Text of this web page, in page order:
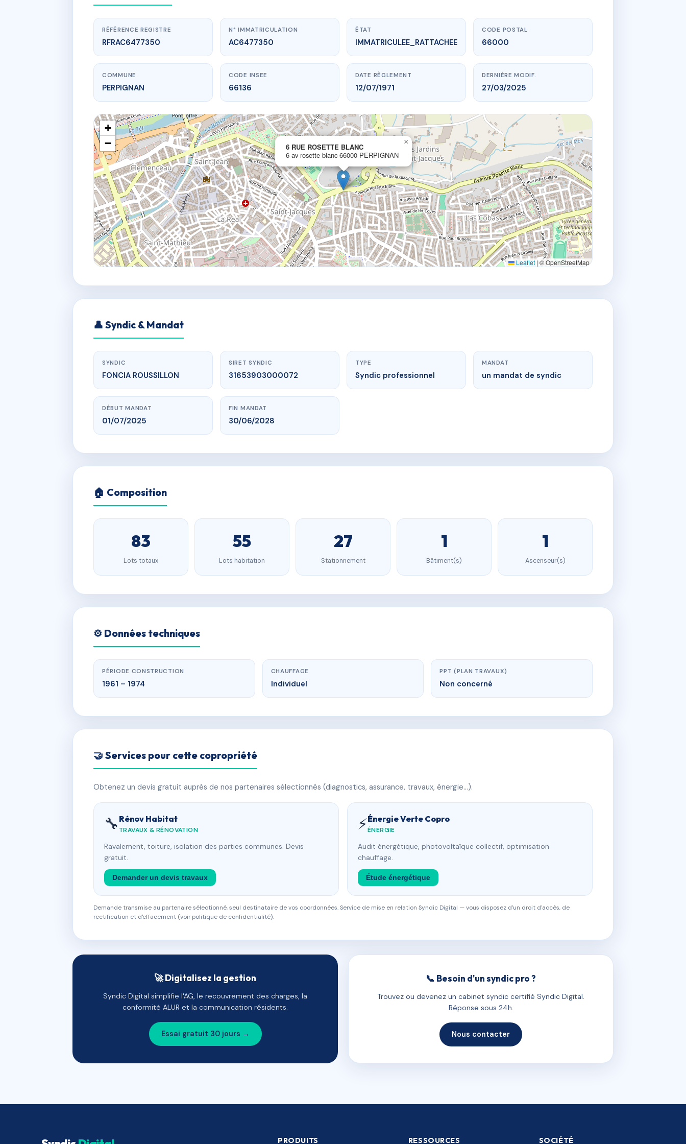
www.vme.plus/AC6477350
6 RUE ROSETTE BLANC
6 av rosette blanc66000 PERPIGNAN
RÉFÉRENCE REGISTRE
RFRAC6477350
N° IMMATRICULATION
AC6477350
ÉTAT
IMMATRICULEE_RATTACHEE
CODE POSTAL
66000
COMMUNE
PERPIGNAN
CODE INSEE
66136
DATE RÈGLEMENT
12/07/1971
DERNIÈRE MODIF.
27/03/2025
6 RUE ROSETTE BLANC
6 av rosette blanc 66000 PERPIGNAN
×
+
−
Leaflet | © OpenStreetMap
👤 Syndic & Mandat
SYNDIC
FONCIA ROUSSILLON
SIRET SYNDIC
31653903000072
TYPE
Syndic professionnel
MANDAT
un mandat de syndic
DÉBUT MANDAT
01/07/2025
FIN MANDAT
30/06/2028
🏠 Composition
83
Lots totaux
55
Lots habitation
27
Stationnement
1
Bâtiment(s)
1
Ascenseur(s)
⚙️ Données techniques
PÉRIODE CONSTRUCTION
1961 – 1974
CHAUFFAGE
Individuel
PPT (PLAN TRAVAUX)
Non concerné
🤝 Services pour cette copropriété
Obtenez un devis gratuit auprès de nos partenaires sélectionnés (diagnostics, assurance, travaux, énergie…).
🔧 Rénov Habitat
TRAVAUX & RÉNOVATION
Ravalement, toiture, isolation des parties communes. Devis
gratuit.
Demander un devis travaux
⚡Énergie Verte Copro
ÉNERGIE
Audit énergétique, photovoltaïque collectif, optimisation
chauffage.
Étude énergétique
Demande transmise au partenaire sélectionné, seul destinataire de vos coordonnées. Service de mise en relation Syndic Digital — vous disposez d'un droit d'accès, de
rectification et d'effacement (voir politique de confidentialité).
🚀 Digitalisez la gestion
Syndic Digital simplifie l'AG, le recouvrement des charges, la
conformité ALUR et la communication résidents.
Essai gratuit 30 jours →
📞 Besoin d'un syndic pro ?
Trouvez ou devenez un cabinet syndic certifié Syndic Digital.
Réponse sous 24h.
Nous contacter
PRODUITS RESSOURCES SOCIÉTÉ